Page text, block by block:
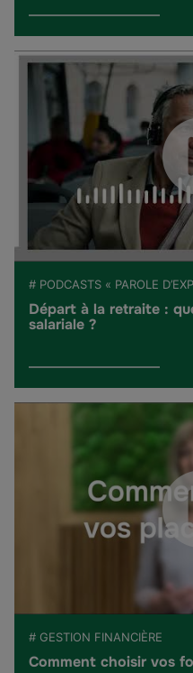
# PODCASTS « PAROLE
Départ à la retraite :
salariale ?
# GESTION FINANCIÈRE
Comment choisir vos